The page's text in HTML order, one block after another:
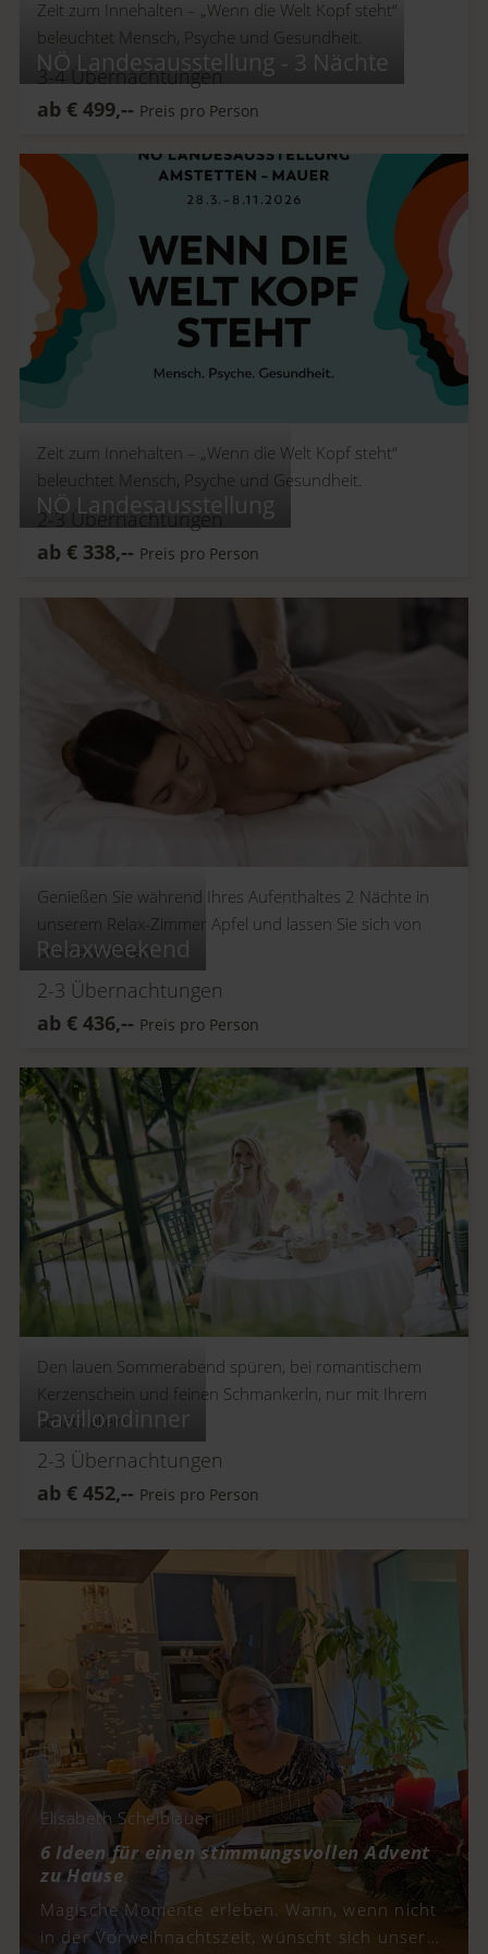
NÖ Landesausstellung - 3 Nächte
Zeit zum Innehalten – „Wenn die Welt Kopf steht“
beleuchtet Mensch, Psyche und Gesundheit.
3-4Übernachtungen
ab € 499,-- Preis pro Person
NÖ Landesausstellung
Zeit zum Innehalten – „Wenn die Welt Kopf steht“
beleuchtet Mensch, Psyche und Gesundheit.
2-3Übernachtungen
ab € 338,-- Preis pro Person
Relaxweekend
Genießen Sie während Ihres Aufenthaltes 2 Nächte in
unserem Relax-Zimmer Apfel und lassen Sie sich von
uns verwöhnen.
2-3 Übernachtungen
ab € 436,-- Preis pro Person
Pavillondinner
Den lauen Sommerabend spüren, bei romantischem
Kerzenschein und feinen Schmankerln, nur mit Ihrem
Schatz allein.
2-3 Übernachtungen
ab € 452,-- Preis pro Person
Elisabeth Scheiblauer
6 Ideen für einen stimmungsvollen Advent
zu Hause
Magische Momente erleben. Wann, wenn nicht
in der Vorweihnachtszeit, wünscht sich unser